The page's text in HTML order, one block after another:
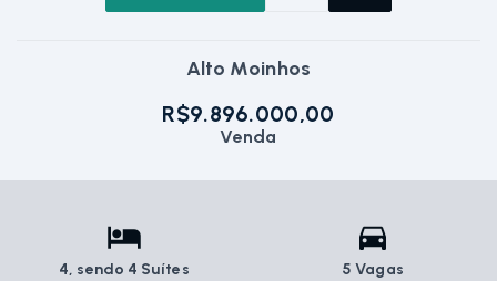
Alto Moinhos
R$9.896.000,00
Venda
4, sendo 4 Suítes 5 Vagas